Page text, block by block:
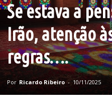
Se estava a
Irão, atenção
regras….
Por Ricardo Ribeiro - 10/11/2025